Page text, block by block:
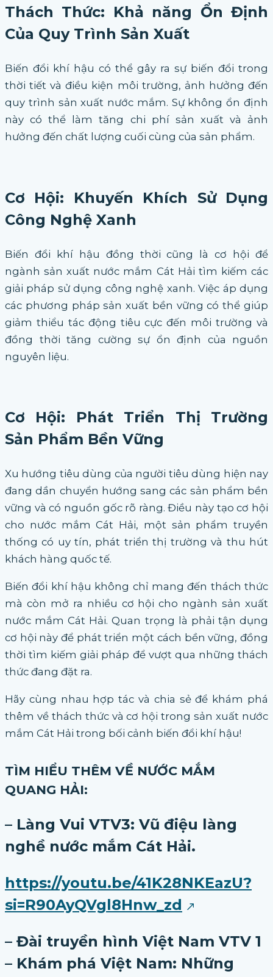
Thách Thức: Khả năng Ổn Định
Của Quy Trình Sản Xuất
Biến đổi khí hậu có thể gây ra sự biến đổi trong
thời tiết và điều kiện môi trường, ảnh hưởng đến
quy trình sản xuất nước mắm. Sự không ổn định
này có thể làm tăng chi phí sản xuất và ảnh
hưởng đến chất lượng cuối cùng của sản phẩm.
Cơ Hội: Khuyến Khích Sử Dụng
Công Nghệ Xanh
Biến đổi khí hậu đồng thời cũng là cơ hội để
ngành sản xuất nước mắm Cát Hải tìm kiếm các
giải pháp sử dụng công nghệ xanh. Việc áp dụng
các phương pháp sản xuất bền vững có thể giúp
giảm thiểu tác động tiêu cực đến môi trường và
đồng thời tăng cường sự ổn định của nguồn
nguyên liệu.
Cơ Hội: Phát Triển Thị Trường
Sản Phẩm Bền Vững
Xu hướng tiêu dùng của người tiêu dùng hiện nay
đang dần chuyển hướng sang các sản phẩm bền
vững và có nguồn gốc rõ ràng. Điều này tạo cơ hội
cho nước mắm Cát Hải, một sản phẩm truyền
thống có uy tín, phát triển thị trường và thu hút
khách hàng quốc tế.
Biến đổi khí hậu không chỉ mang đến thách thức
mà còn mở ra nhiều cơ hội cho ngành sản xuất
nước mắm Cát Hải. Quan trọng là phải tận dụng
cơ hội này để phát triển một cách bền vững, đồng
thời tìm kiếm giải pháp để vượt qua những thách
thức đang đặt ra.
Hãy cùng nhau hợp tác và chia sẻ để khám phá
thêm về thách thức và cơ hội trong sản xuất nước
mắm Cát Hải trong bối cảnh biến đổi khí hậu!
TÌM HIỂU THÊM VỀ NƯỚC MẮM
QUANG HẢI:
– Làng Vui VTV3: Vũ điệu làng
nghề nước mắm Cát Hải.
https://youtu.be/41K28NKEazU?
si=R90AyQVgl8Hnw_zd
– Đài truyền hình Việt Nam VTV 1
– Khám phá Việt Nam: Những